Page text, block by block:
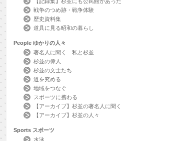
戦争のつめ跡・戦争体験
歴史資料集
道具に見る昭和の暮らし
People ゆかりの人々
著名人に聞く 私と杉並
杉並の偉人
杉並の文士たち
道を究める
地域をつなぐ
スポーツに携わる
【アーカイブ】杉並の著名人に聞く
【アーカイブ】杉並の人々
Sports スポーツ
水泳